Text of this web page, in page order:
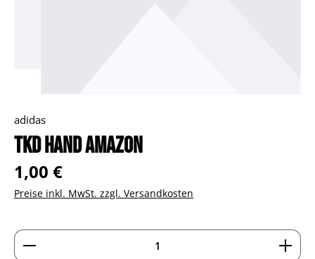
adidas
TKD Hand Amazon
Regulärer Preis:
1,00 €
Preise inkl. MwSt. zzgl. Versandkosten
Produkt Anzahl: Gib den gewünschten Wert ein